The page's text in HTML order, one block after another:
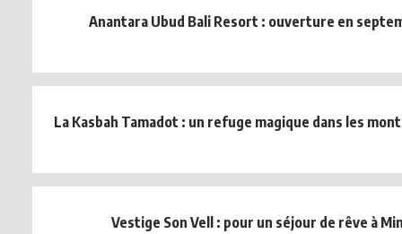
Anantara Ubud Bali Resort : ouverture en
La Kasbah Tamadot : un refuge magique dans les
Vestige Son Vell : pour un séjour de rêve à